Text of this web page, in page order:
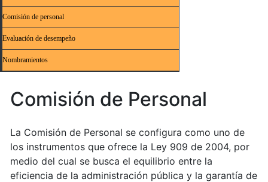
Comisión de personal
Evaluación de desempeño
Nombramientos
Comisión de Personal
La Comisión de Personal se configura como uno de
los instrumentos que ofrece la Ley 909 de 2004, por
medio del cual se busca el equilibrio entre la
eficiencia de la administración pública y la garantía de